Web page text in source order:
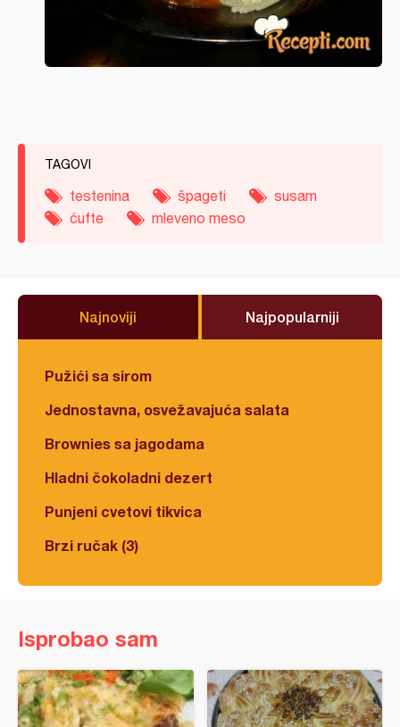
TAGOVI
testenina špageti
susam
ćufte
mleveno meso
Najnoviji Najpopularniji
Pužići sa sirom
Jednostavna, osvežavajuća salata
Brownies sa jagodama
Hladni čokoladni dezert
Punjeni cvetovi tikvica
Brzi ručak (3)
Isprobao sam